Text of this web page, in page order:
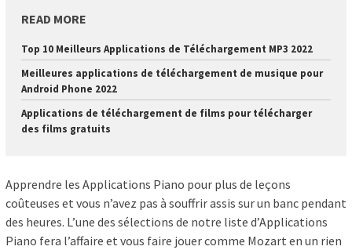
READ MORE
Top 10 Meilleurs Applications de Téléchargement MP3 2022
Meilleures applications de téléchargement de musique pour
Android Phone 2022
Applications de téléchargement de films pour télécharger
des films gratuits
Apprendre les Applications Piano pour plus de leçons
coûteuses et vous n’avez pas à souffrir assis sur un banc pendant
des heures. L’une des sélections de notre liste d’Applications
Piano fera l’affaire et vous faire jouer comme Mozart en un rien